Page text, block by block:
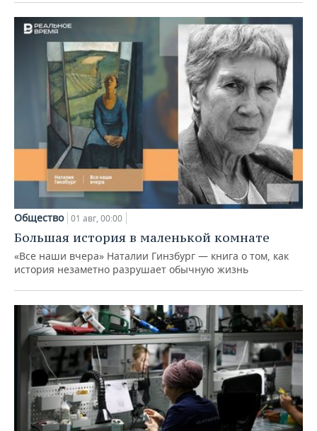
Общество 01 авг, 00:00
Большая история в маленькой комнате
«Все наши вчера» Наталии Гинзбург — книга о том, как
история незаметно разрушает обычную жизнь